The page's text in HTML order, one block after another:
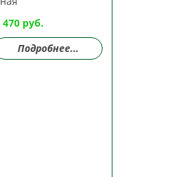
470 руб.
Подробнее...